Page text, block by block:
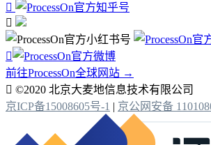



前往ProcessOn全球网站 →
 ©2020 北京大麦地信息技术有限公司
京ICP备15008605号-1 | 京公网安备